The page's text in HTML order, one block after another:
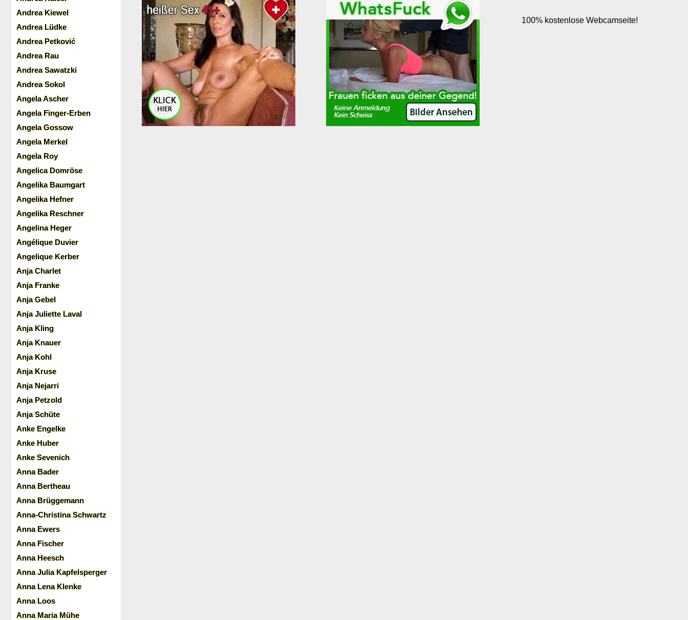
Andrea Kiewel
Andrea Lüdke
Andrea Petković
Andrea Rau
Andrea Sawatzki
Andrea Sokol
Angela Ascher
Angela Finger-Erben
Angela Gossow
Angela Merkel
Angela Roy
Angelica Domröse
Angelika Baumgart
Angelika Hefner
Angelika Reschner
Angelina Heger
Angélique Duvier
Angelique Kerber
Anja Charlet
Anja Franke
Anja Gebel
Anja Juliette Laval
Anja Kling
Anja Knauer
Anja Kohl
Anja Kruse
Anja Nejarri
Anja Petzold
Anja Schüte
Anke Engelke
Anke Huber
Anke Sevenich
Anna Bader
Anna Bertheau
Anna Brüggemann
Anna-Christina Schwartz
Anna Ewers
Anna Fischer
Anna Heesch
Anna Julia Kapfelsperger
Anna Lena Klenke
Anna Loos
Anna Maria Mühe